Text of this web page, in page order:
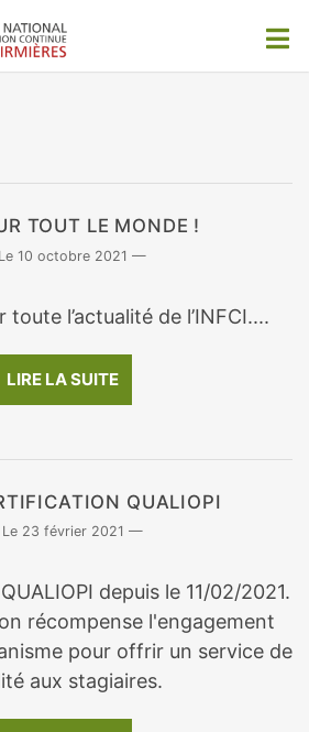
TOUT LE MONDE !
10 octobre 2021
l’actualité de l’INFCI....
LIRE LA SUITE
QUALIOPI
23 février 2021
depuis le 11/02/2021.
récompense l'engagement
pour offrir un service de
aux stagiaires.